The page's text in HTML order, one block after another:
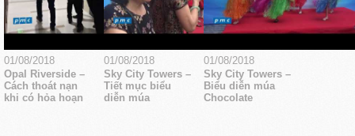
01/08/2018
Opal Riverside –
Cách thoát nạn
khi có hỏa hoạn
01/08/2018
Sky City Towers –
Tiết mục biểu
diễn múa
01/08/2018
Sky City Towers –
Biểu diễn múa
Chocolate